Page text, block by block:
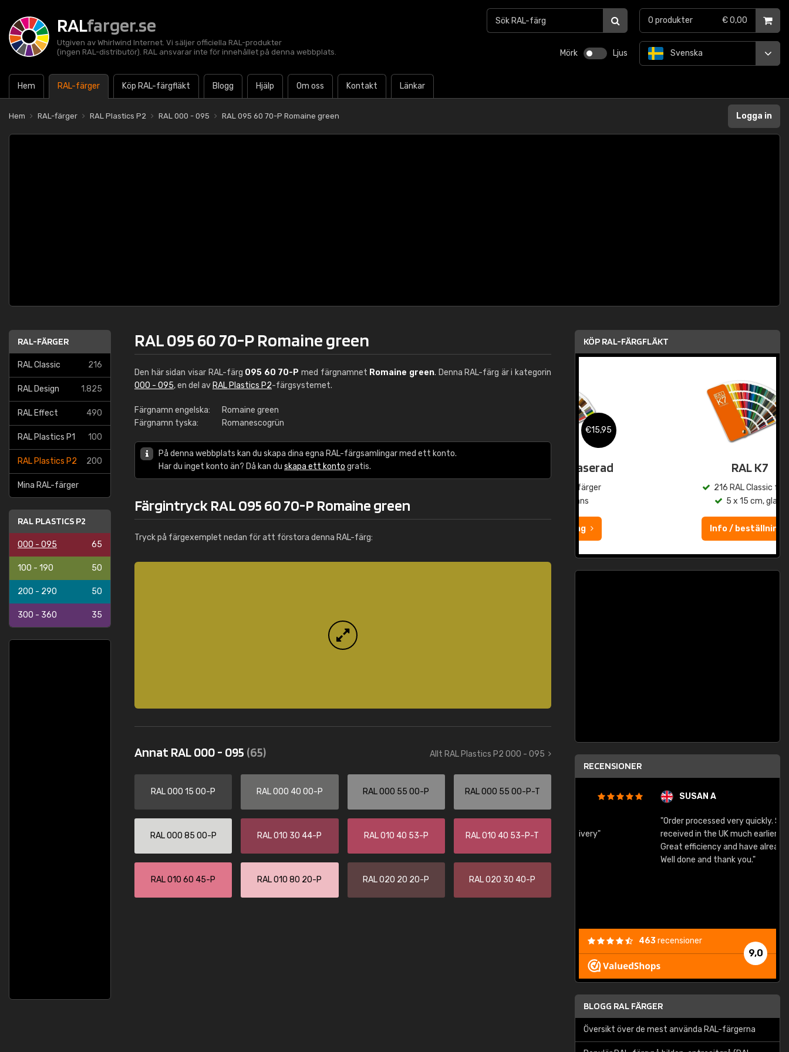
RALfarger.se
Utgiven av Whirlwind Internet. Vi säljer officiella RAL-produkter
(ingen RAL-distributör). RAL ansvarar inte för innehållet på denna webbplats.
Mörk Ljus
Hem RAL-färger Köp RAL-färgfläkt Blogg Hjälp Om oss Kontakt Länkar
Svenska
0 produkter € 0,00
Hem RAL-färger RAL Plastics P2 RAL 000 - 095 RAL 095 60 70-P Romaine green Logga in
RAL-FÄRGER
RAL Classic 216
RAL Design 1.825
RAL Effect 490
RAL Plastics P1 100
RAL Plastics P2 200
Mina RAL-färger
RAL PLASTICS P2
000 - 095 65
100 - 190 50
200 - 290 50
300 - 360 35
RAL 095 60 70-P Romaine green
Den här sidan visar RAL-färg 095 60 70-P med färgnamnet Romaine green. Denna RAL-färg är i kategorin
000 - 095, en del av RAL Plastics P2-färgsystemet.
Färgnamn engelska:
Romaine green
Färgnamn tyska:
Romanescogrün
På denna webbplats kan du skapa dina egna RAL-färgsamlingar med ett konto.
Har du inget konto än? Då kan du skapa ett konto gratis.
Färgintryck RAL 095 60 70-P Romaine green
Tryck på färgexemplet nedan för att förstora denna RAL-färg:
Annat RAL 000 - 095 (65) Allt RAL Plastics P2 000 - 095
RAL 000 15 00-P RAL 000 40 00-P RAL 000 55 00-P RAL 000 55 00-P-T
RAL 000 85 00-P RAL 010 30 44-P RAL 010 40 53-P RAL 010 40 53-P-T
RAL 010 60 45-P RAL 010 80 20-P RAL 020 20 20-P RAL 020 30 40-P
KÖP RAL-FÄRGFLÄKT
€15,95
216 RAL Classic färger
RECENSIONER
Leinster Home and
Windows
"Great product and speedy delivery"
SUSAN A
"Order processed very quickly. Samples
received in the UK much earlier than expected.
Great efficiency and have already used again.
Well done and thank you."
9,0
463recensioner
BLOGG RAL FÄRGER
Översikt över de mest använda RAL-färgerna